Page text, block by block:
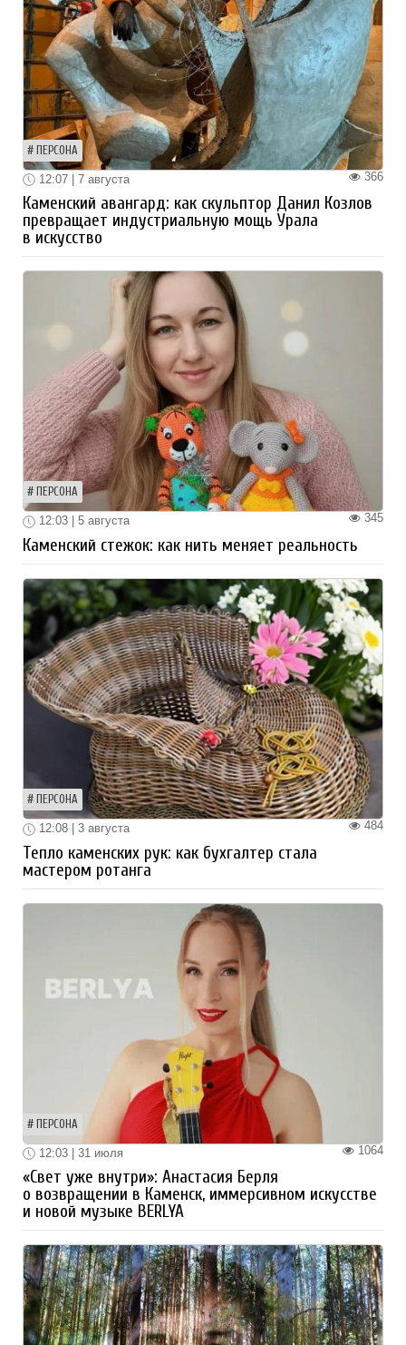
ПЕРСОНА
366
12:07 | 7 августа
Каменский авангард: как скульптор Данил Козлов
превращает индустриальную мощь Урала
в искусство
ПЕРСОНА
345
12:03 | 5 августа
Каменский стежок: как нить меняет реальность
ПЕРСОНА
484
12:08 | 3 августа
Тепло каменских рук: как бухгалтер стала
мастером ротанга
ПЕРСОНА
1064
12:03 | 31 июля
«Свет уже внутри»: Анастасия Берля
о возвращении в Каменск, иммерсивном искусстве
и новой музыке BERLYA